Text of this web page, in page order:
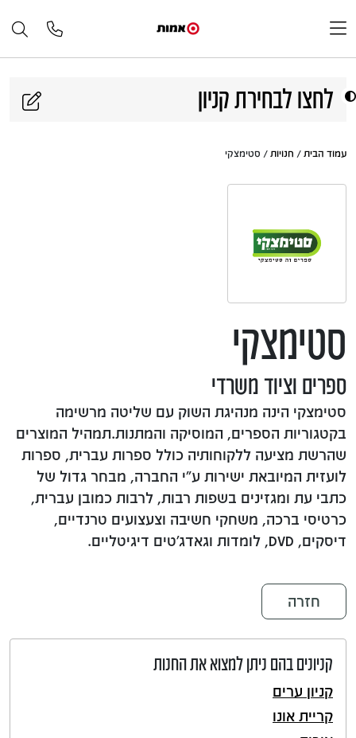
לחצו לבחירת קניון
עמוד הבית / חנויות / סטימצקי
סטימצקי
ספרים וציוד משרדי
סטימצקי הינה מנהיגת השוק עם שליטה מרשימה
בקטגוריות הספרים, המוסיקה והמתנות.תמהיל המוצרים
שהרשת מציעה ללקוחותיה כולל ספרות עברית, ספרות
לועזית המיובאת ישירות ע"י החברה, מבחר גדול של
כתבי עת ומגזינים בשפות רבות, לרבות כמובן עברית,
כרטיסי ברכה, משחקי חשיבה וצעצועים טרנדיים,
דיסקים, DVD, לומדות וגאדג'טים דיגיטליים.
חזרה
קניונים בהם ניתן למצוא את החנות
קניון ערים
קריית אונו